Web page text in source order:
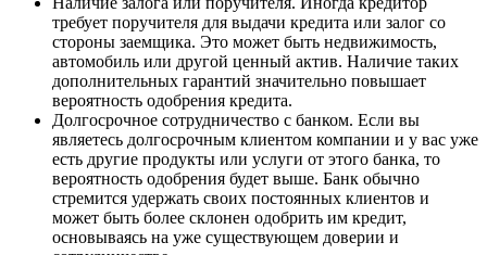
требует поручителя для выдачи кредита или залог со
стороны заемщика. Это может быть недвижимость,
автомобиль или другой ценный актив. Наличие таких
дополнительных гарантий значительно повышает
вероятность одобрения кредита.
Долгосрочное сотрудничество с банком. Если вы
являетесь долгосрочным клиентом компании и у вас уже
есть другие продукты или услуги от этого банка, то
вероятность одобрения будет выше. Банк обычно
стремится удержать своих постоянных клиентов и
может быть более склонен одобрить им кредит,
основываясь на уже существующем доверии и